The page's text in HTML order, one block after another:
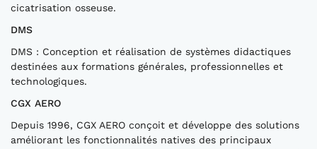
cicatrisation osseuse.
DMS
DMS : Conception et réalisation de systèmes didactiques
destinées aux formations générales, professionnelles et
technologiques.
CGX AERO
Depuis 1996, CGX AERO conçoit et développe des solutions
améliorant les fonctionnalités natives des principaux